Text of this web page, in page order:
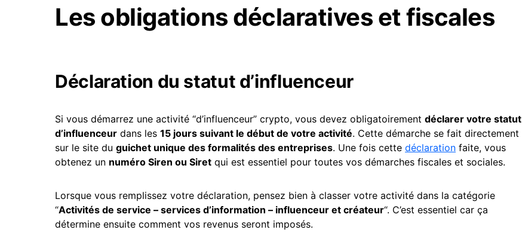
Les obligations déclaratives et fiscales
Déclaration du statut d’influenceur
Si vous démarrez une activité “d’influenceur” crypto, vous devez obligatoirement déclarer votre statut
d’influenceur dans les 15 jours suivant le début de votre activité. Cette démarche se fait directement
sur le site du guichet unique des formalités des entreprises. Une fois cette déclaration faite, vous
obtenez un numéro Siren ou Siret qui est essentiel pour toutes vos démarches fiscales et sociales.
Lorsque vous remplissez votre déclaration, pensez bien à classer votre activité dans la catégorie
“Activités de service – services d’information – influenceur et créateur“. C’est essentiel car ça
détermine ensuite comment vos revenus seront imposés.